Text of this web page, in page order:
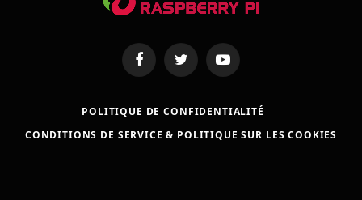
FacebookTwitter YouTube
POLITIQUE DE CONFIDENTIALITÉ
CONDITIONS DE SERVICE & POLITIQUE SUR LES COOKIES